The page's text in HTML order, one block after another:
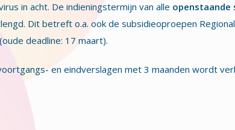
in acht. De indieningstermijn van alle openstaande
Dit betreft o.a. ook de subsidieoproepen
deadline: 17 maart).
en eindverslagen met 3 maanden wordt